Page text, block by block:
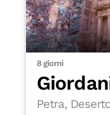
8 giorni
Petra,